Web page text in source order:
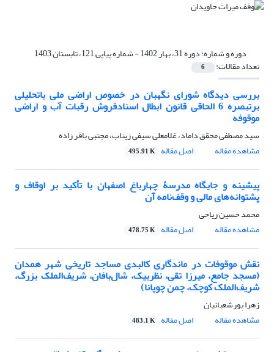
دوره و شماره:دوره 31، بهار 1402 - شماره پیاپی 121، تابستان 1403
تعداد مقالات: 6
بررسی دیدگاه شورای نگهبان در خصوص اراضی ملی باتحلیلی
برتبصره 6 الحاقی قانون ابطال اسنادفروش رقبات آب و اراضی
موقوفه
سید مصطفی محقق داماد، غلامعلی سیفی زیناب، مجتبی باقر زاده
مشاهده مقاله
اصل مقاله 495.91 K
پیشینه و جایگاه مدرسۀ چهارباغ اصفهان با تأکید بر اوقاف و
پشتوانه‌های مالی و وقف‌نامه آن
محمد حسین ریاحی
مشاهده مقاله
اصل مقاله 478.75 K
نقش موقوفات در ماندگاری کالبدی مساجد تاریخی شهر همدان
(مسجد جامع، میرزا تقی، نظربیک، شال‌بافان، شریف‌الملک بزرگ،
شریف‌الملک کوچک، چمن چوپانا)
زهرا پورشعبانیان
مشاهده مقاله
اصل مقاله 483.1 K